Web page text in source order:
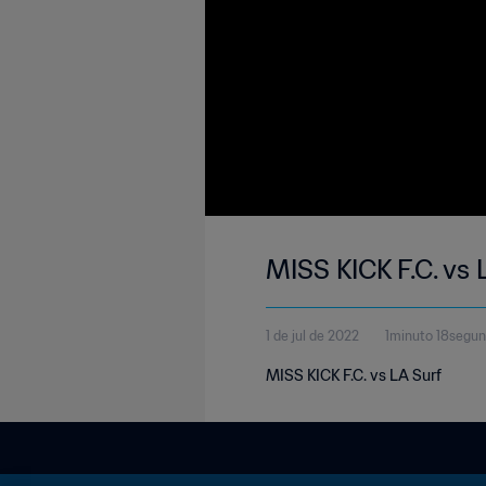
MISS KICK F.C. vs
1 de jul de 2022 1minuto
MISS KICK F.C. vs LA Surf